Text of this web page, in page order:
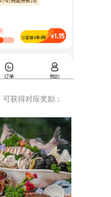
获得对应奖励；